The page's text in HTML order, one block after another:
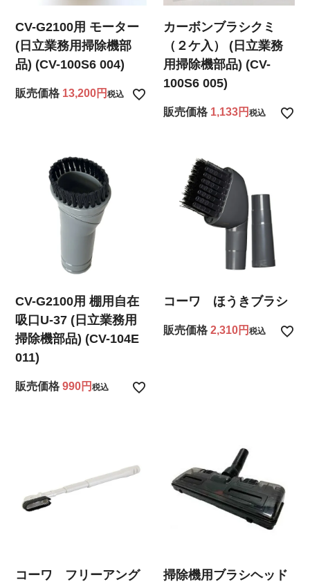
CV-G2100用 モーター
(日立業務用掃除機部
品) (CV-100S6 004)
販売価格 13,200 税込
カーボンブラシクミ
（２ケ入） (日立業務
用掃除機部品) (CV-
100S6 005)
販売価格 1,133 税込
CV-G2100用 棚用自在
吸口U-37 (日立業務用
掃除機部品) (CV-104E
011)
販売価格 990 税込
コーワ ほうきブラシ
販売価格 2,310 税込
コーワ フリーアング
掃除機用ブラシヘッド